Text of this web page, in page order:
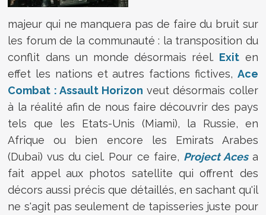
majeur qui ne manquera pas de faire du bruit sur
les forum de la communauté : la transposition du
conflit dans un monde désormais réel. Exit en
effet les nations et autres factions fictives, Ace
Combat : Assault Horizon veut désormais coller
à la réalité afin de nous faire découvrir des pays
tels que les Etats-Unis (Miami), la Russie, en
Afrique ou bien encore les Emirats Arabes
(Dubai) vus du ciel. Pour ce faire, Project Acesa
fait appel aux photos satellite qui offrent des
décors aussi précis que détaillés, en sachant qu'il
ne s'agit pas seulement de tapisseries juste pour